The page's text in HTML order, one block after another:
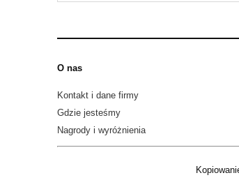
O nas
Kontakt i dane firmy
Gdzie jesteśmy
Nagrody i wyróżnienia